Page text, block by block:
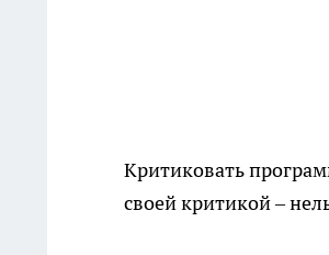
Критиковать
своей критикой –